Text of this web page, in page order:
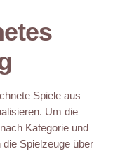
Spiele aus
Um die
Kategorie und
Spielzeuge über